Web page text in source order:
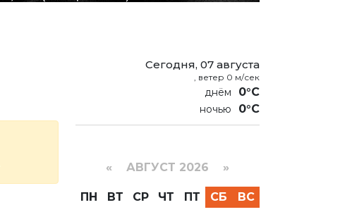
Сегодня, 07 августа
, ветер 0 м/сек
0°C
0°C
« АВГУСТ 2026 »
ПН ВТ СР ЧТ ПТ СБ
ВС